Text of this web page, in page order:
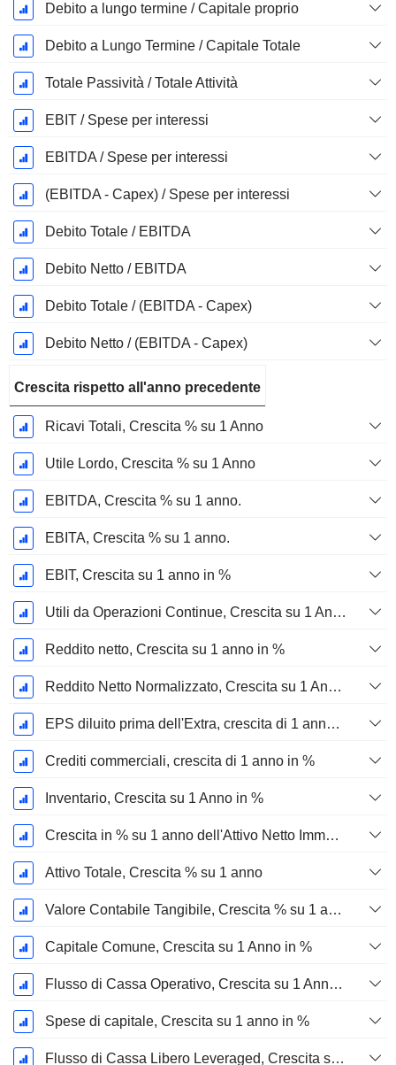
Debito a lungo termine / Capitale proprio
Debito a Lungo Termine / Capitale Totale
Totale Passività / Totale Attività
EBIT / Spese per interessi
EBITDA / Spese per interessi
(EBITDA - Capex) / Spese per interessi
Debito Totale / EBITDA
Debito Netto / EBITDA
Debito Totale / (EBITDA - Capex)
Debito Netto / (EBITDA - Capex)
Crescita rispetto all'anno precedente
Ricavi Totali, Crescita % su 1 Anno
Utile Lordo, Crescita % su 1 Anno
EBITDA, Crescita % su 1 anno.
EBITA, Crescita % su 1 anno.
EBIT, Crescita su 1 anno in %
Utili da Operazioni Continue, Crescita su 1 Anno in %
Reddito netto, Crescita su 1 anno in %
Reddito Netto Normalizzato, Crescita su 1 Anno in %
EPS diluito prima dell'Extra, crescita di 1 anno %
Crediti commerciali, crescita di 1 anno in %
Inventario, Crescita su 1 Anno in %
Crescita in % su 1 anno dell'Attivo Netto Immobilizzato Materiale
Attivo Totale, Crescita % su 1 anno
Valore Contabile Tangibile, Crescita % su 1 anno
Capitale Comune, Crescita su 1 Anno in %
Flusso di Cassa Operativo, Crescita su 1 Anno in %
Spese di capitale, Crescita su 1 anno in %
Flusso di Cassa Libero Leveraged, Crescita su 1 Anno %